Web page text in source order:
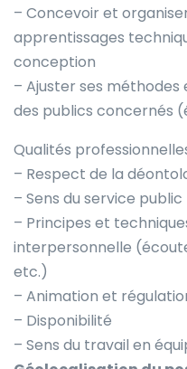
– Concevoir et
apprentissages
conception
– Ajuster ses
des publics concernés
Qualités
– Respect de la
– Sens du service public
– Principes et
interpersonnelle
etc.)
– Animation et
– Disponibilité
– Sens du travail en